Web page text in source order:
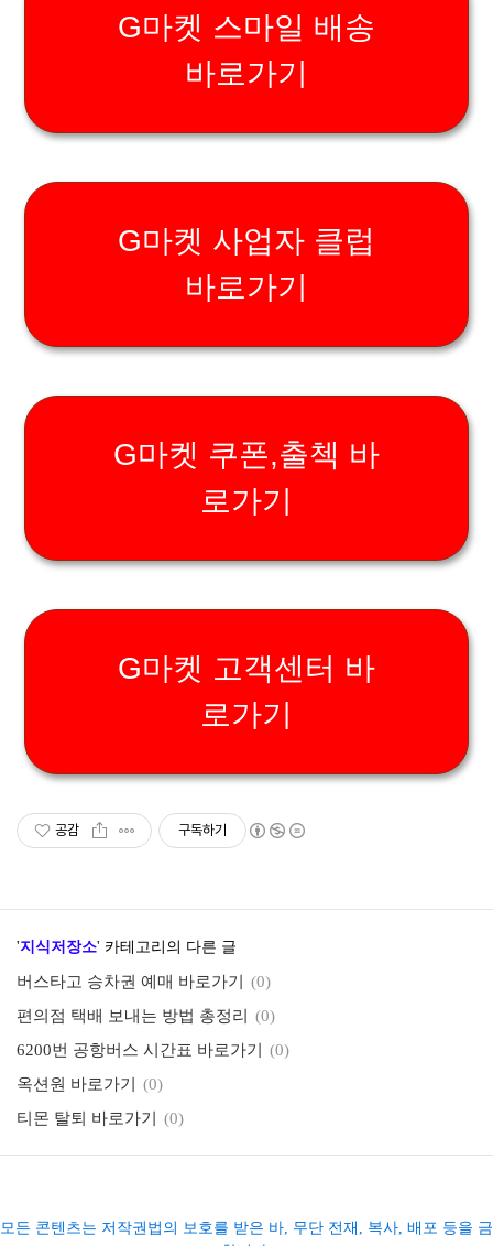
G마켓 스마일 배송
바로가기
G마켓 사업자 클럽
바로가기
G마켓 쿠폰,출첵 바
로가기
G마켓 고객센터 바
로가기
공감 구독하기
'지식저장소' 카테고리의 다른 글
버스타고 승차권 예매 바로가기
(0)
편의점 택배 보내는 방법 총정리
(0)
6200번 공항버스 시간표 바로가기
(0)
옥션원 바로가기
(0)
티몬 탈퇴 바로가기
(0)
모든 콘텐츠는 저작권법의 보호를 받은 바, 무단 전재, 복사, 배포 등을 금